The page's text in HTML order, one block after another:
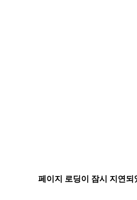
페이지 로딩이 잠시 지연